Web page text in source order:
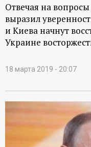
Отвечая на
выразил
и Киева начнут
Украине
18 марта 2019 - 20:07